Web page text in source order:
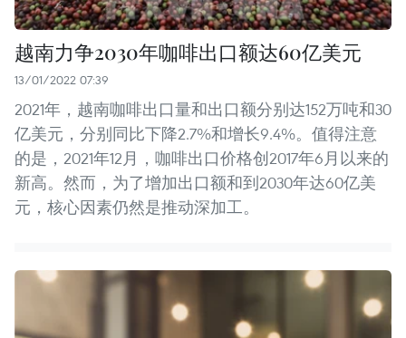
越南力争2030年咖啡出口额达60亿美元
13/01/2022 07:39
2021年，越南咖啡出口量和出口额分别达152万吨和30
亿美元，分别同比下降2.7%和增长9.4%。值得注意
的是，2021年12月，咖啡出口价格创2017年6月以来的
新高。然而，为了增加出口额和到2030年达60亿美
元，核心因素仍然是推动深加工。